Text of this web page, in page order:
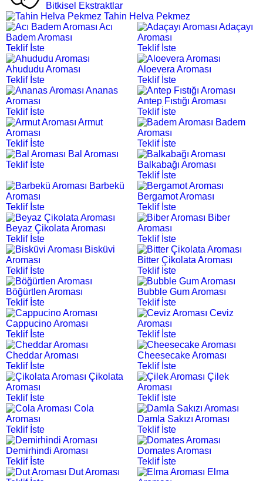
Bitkisel Ekstraktlar
Tahin Helva Pekmez
Acı
Badem Aroması
Teklif İste
Adaçayı
Aroması
Teklif İste
Ahududu Aroması
Teklif İste
Aloevera Aroması
Teklif İste
Ananas
Aroması
Teklif İste
Antep Fıstığı Aroması
Teklif İste
Armut
Aroması
Teklif İste
Badem
Aroması
Teklif İste
Bal Aroması
Teklif İste
Balkabağı Aroması
Teklif İste
Barbekü
Aroması
Teklif İste
Bergamot Aroması
Teklif İste
Beyaz Çikolata Aroması
Teklif İste
Biber
Aroması
Teklif İste
Bisküvi
Aroması
Teklif İste
Bitter Çikolata Aroması
Teklif İste
Böğürtlen Aroması
Teklif İste
Bubble Gum Aroması
Teklif İste
Cappucino Aroması
Teklif İste
Ceviz
Aroması
Teklif İste
Cheddar Aroması
Teklif İste
Cheesecake Aroması
Teklif İste
Çikolata
Aroması
Teklif İste
Çilek
Aroması
Teklif İste
Cola
Aroması
Teklif İste
Damla Sakızı Aroması
Teklif İste
Demirhindi Aroması
Teklif İste
Domates Aroması
Teklif İste
Dut Aroması
Elma